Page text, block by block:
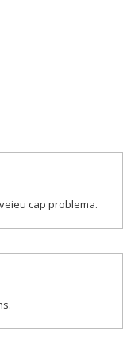
cap problema.